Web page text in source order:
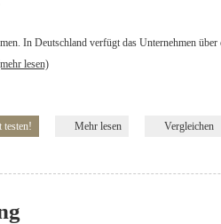
In Deutschland verfügt das Unternehmen
lesen)
testen! Mehr lesen Vergleichen